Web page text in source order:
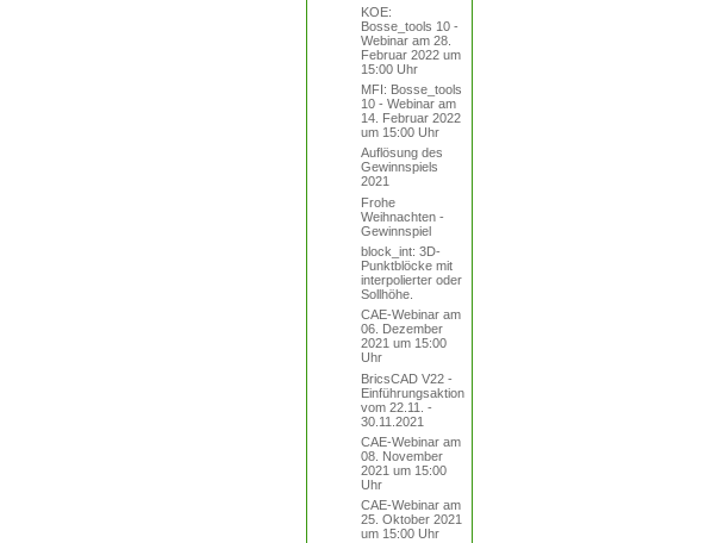
KOE:
Bosse_tools 10 -
Webinar am 28.
Februar 2022 um
15:00 Uhr
MFI: Bosse_tools
10 - Webinar am
14. Februar 2022
um 15:00 Uhr
Auflösung des
Gewinnspiels
2021
Frohe
Weihnachten -
Gewinnspiel
block_int: 3D-
Punktblöcke mit
interpolierter oder
Sollhöhe.
CAE-Webinar am
06. Dezember
2021 um 15:00
Uhr
BricsCAD V22 -
Einführungsaktion
vom 22.11. -
30.11.2021
CAE-Webinar am
08. November
2021 um 15:00
Uhr
CAE-Webinar am
25. Oktober 2021
um 15:00 Uhr